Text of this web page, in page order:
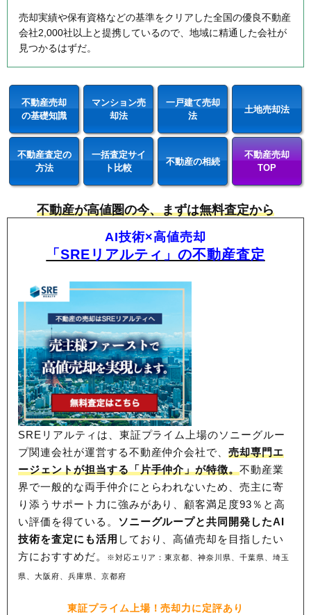
売却実績や保有資格などの基準をクリアした全国の優良不動産
会社2,000社以上と提携しているので、地域に精通した会社が
見つかるはずだ。
不動産売却
の基礎知識
マンション売
却法
一戸建て売却
法
土地売却法
不動産査定の
方法
一括査定サイ
ト比較
不動産の相続
不動産売却
TOP
不動産が高値圏の今、まずは無料査定から
AI技術×高値売却
「SREリアルティ」の不動産査定
SREリアルティは、東証プライム上場のソニーグルー
プ関連会社が運営する不動産仲介会社で、売却専門エ
ージェントが担当する「片手仲介」が特徴。不動産業
界で一般的な両手仲介にとらわれないため、売主に寄
り添うサポート力に強みがあり、顧客満足度93％と高
い評価を得ている。 ソニーグループと共同開発したAI
技術を査定にも活用 しており、高値売却を目指したい
方におすすめだ。
※対応エリア：東京都、神奈川県、千葉県、埼玉
県、大阪府、兵庫県、京都府
東証プライム上場！売却力に定評あり